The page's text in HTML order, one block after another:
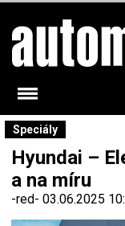
Speciály
Hyundai –
a na míru
-red- 03.06.2025